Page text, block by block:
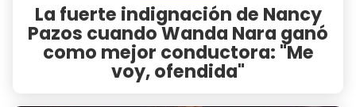
La fuerte indignación de Nancy
Pazos cuando Wanda Nara ganó
como mejor conductora: "Me
voy, ofendida"